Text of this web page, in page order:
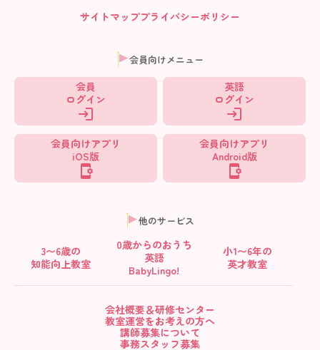
サイトマッププライバシーポリシー
会員向けメニュー
会員
ログイン
英語
ログイン
会員向けアプリ
iOS版
会員向けアプリ
Android版
他のサービス
3〜6歳の
知能向上教室
0歳からのおうち
英語
BabyLingo!
小1〜6年の
英才教室
会社概要＆研修センター
教室運営をお考えの方へ
講師募集について
事務スタッフ募集